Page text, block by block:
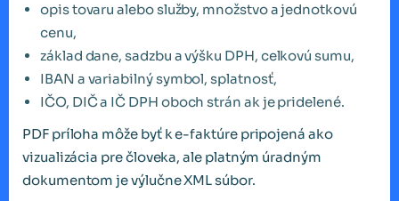
opis tovaru alebo služby, množstvo a jednotkovú
cenu,
základ dane, sadzbu a výšku DPH, celkovú sumu,
IBAN a variabilný symbol, splatnosť,
IČO, DIČ a IČ DPH oboch strán ak je pridelené.
PDF príloha môže byť k e-faktúre pripojená ako
vizualizácia pre človeka, ale platným úradným
dokumentom je výlučne XML súbor.